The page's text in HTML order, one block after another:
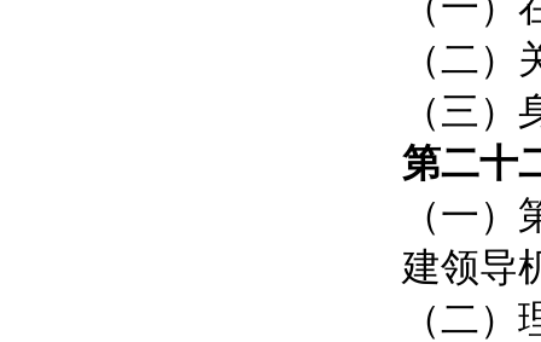
（二
（三
第二十
（一
建领导
（二